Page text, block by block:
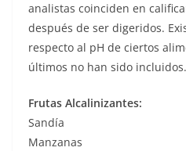
analistas coinciden en
después de ser digeridos.
respecto al pH de ciertos
últimos no han sido incluidos.
Frutas Alcalinizantes:
Sandía
Manzanas